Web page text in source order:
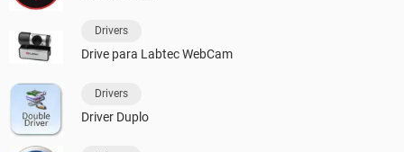
Drivers
Drive para Labtec WebCam
Drivers
Driver Duplo